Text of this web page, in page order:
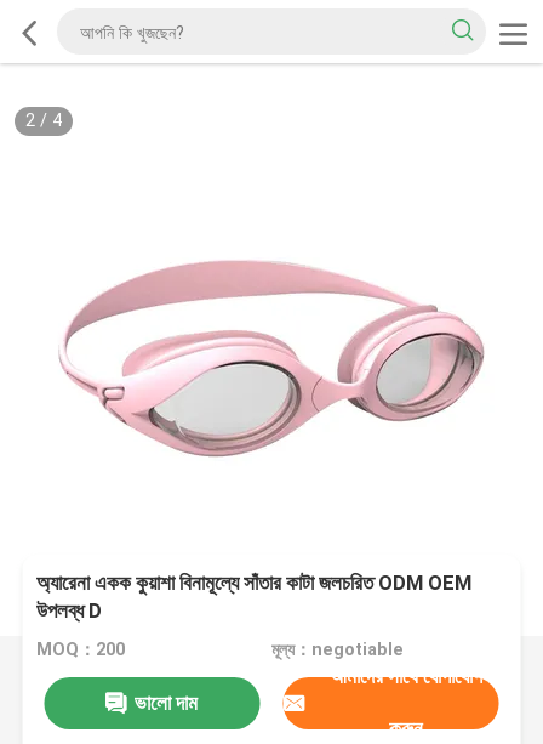
2/ 4
অ্যারেনা একক কুয়াশা বিনামূল্যে সাঁতার কাটা জলচরিত ODM OEM
উপলব্ধ D
MOQ：200 মূল্য：negotiable
ভালো দাম
আমাদের সাথে যোগাযোগ
করুন